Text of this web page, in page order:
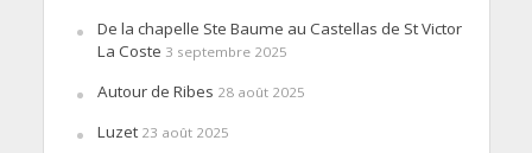
De la chapelle Ste Baume au Castellas de St Victor
La Coste 3 septembre 2025
Autour de Ribes 28 août 2025
Luzet 23 août 2025